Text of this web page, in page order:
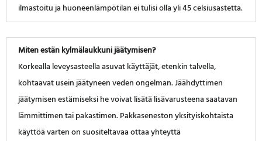
ilmastoitu ja huoneenlämpötilan ei tulisi olla yli 45 celsiusastetta.
Miten estän kylmälaukkuni jäätymisen?
Korkealla leveysasteella asuvat käyttäjät, etenkin talvella,
kohtaavat usein jäätyneen veden ongelman. Jäähdyttimen
jäätymisen estämiseksi he voivat lisätä lisävarusteena saatavan
lämmittimen tai pakastimen. Pakkaseneston yksityiskohtaista
käyttöä varten on suositeltavaa ottaa yhteyttä